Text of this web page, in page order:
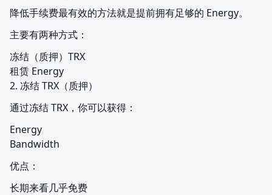
降低手续费最有效的方法就是提前拥有足够的 Energy。
主要有两种方式：
冻结（质押）TRX
租赁 Energy
2. 冻结 TRX（质押）
通过冻结 TRX，你可以获得：
Energy
Bandwidth
优点：
长期来看几乎免费